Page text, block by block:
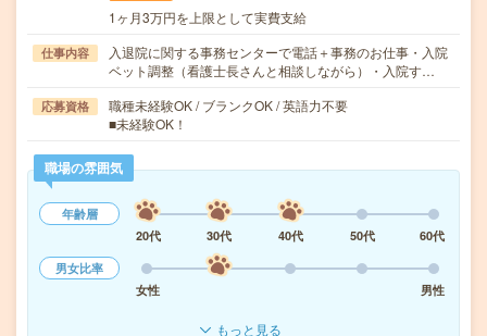
1ヶ月3万円を上限として実費支給
仕事内容
入退院に関する事務センターで電話＋事務のお仕事・入院
ベット調整（看護士長さんと相談しながら）・入院す…
応募資格
職種未経験OK / ブランクOK / 英語力不要
■未経験OK！
職場の雰囲気
年齢層
20代
30代 40代 50代
60代
男女比率
女性
男性
もっと見る